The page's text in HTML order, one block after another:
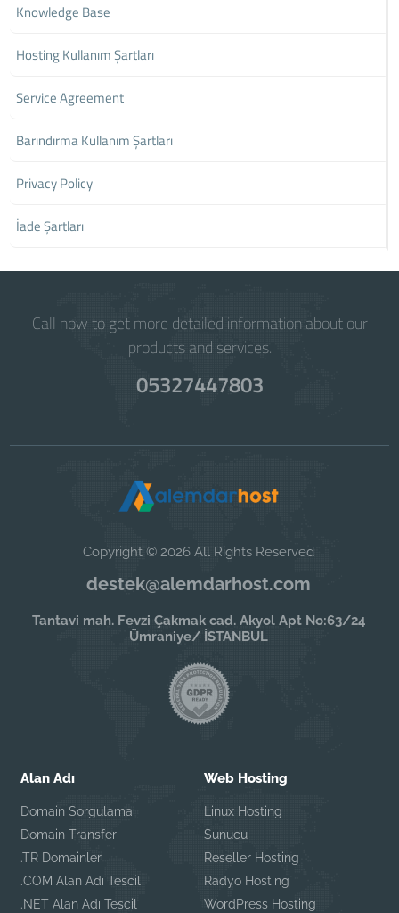
Knowledge Base
Hosting Kullanım Şartları
Service Agreement
Barındırma Kullanım Şartları
Privacy Policy
İade Şartları
Call now to get more detailed information about our
products and services.
05327447803
Copyright © 2026 All Rights Reserved
destek@alemdarhost.com
Tantavi mah. Fevzi Çakmak cad. Akyol Apt No:63/24
Ümraniye/ İSTANBUL
Alan Adı
Domain Sorgulama
Domain Transferi
.TR Domainler
.COM Alan Adı Tescil
.NET Alan Adı Tescil
Web Hosting
Linux Hosting
Sunucu
Reseller Hosting
Radyo Hosting
WordPress Hosting